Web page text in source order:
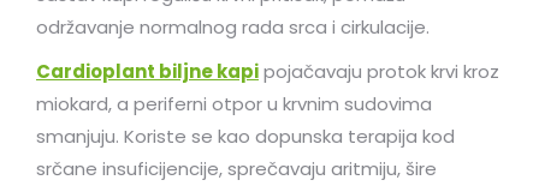
održavanje normalnog rada srca i cirkulacije.
Cardioplant biljne kapipojačavaju protok krvi kroz
miokard, a periferni otpor u krvnim sudovima
smanjuju. Koriste se kao dopunska terapija kod
srčane insuficijencije, sprečavaju aritmiju, šire